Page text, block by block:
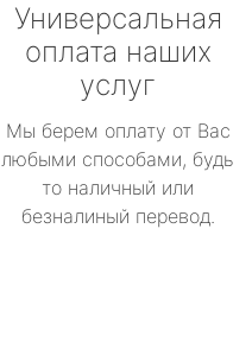
Универсальная
оплата наших
услуг
Мы берем оплату от Вас
любыми способами, будь
то наличный или
безналиный перевод.